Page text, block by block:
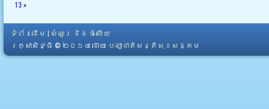
13 »
ទំព័រដើម
សំណួរ និង ចំលើយ
រក្សាសិទ្ធិ © ២០១៤ ដោយ​ បេឡាជាតិសន្តិសុខសង្គម